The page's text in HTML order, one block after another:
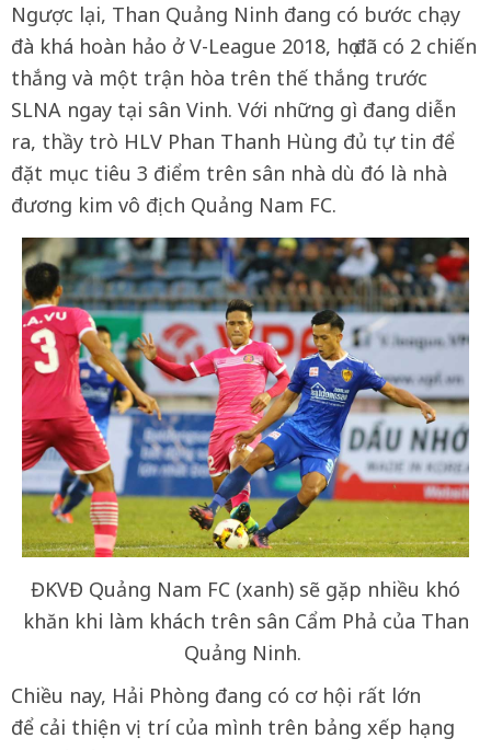
Ngược lại, Than Quảng Ninh đang có bước chạy
đà khá hoàn hảo ở V-League 2018, họ đã có 2 chiến
thắng và một trận hòa trên thế thắng trước
SLNA ngay tại sân Vinh. Với những gì đang diễn
ra, thầy trò HLV Phan Thanh Hùng đủ tự tin để
đặt mục tiêu 3 điểm trên sân nhà dù đó là nhà
đương kim vô địch Quảng Nam FC.
ĐKVĐ Quảng Nam FC (xanh) sẽ gặp nhiều khó
khăn khi làm khách trên sân Cẩm Phả của Than
Quảng Ninh.
Chiều nay, Hải Phòng đang có cơ hội rất lớn
để cải thiện vị trí của mình trên bảng xếp hạng